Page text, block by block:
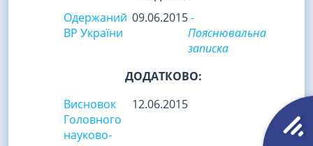
Одержаний
ВР України
09.06.2015-
Пояснювальна
записка
ДОДАТКОВО:
Висновок
Головного
науково-
12.06.2015